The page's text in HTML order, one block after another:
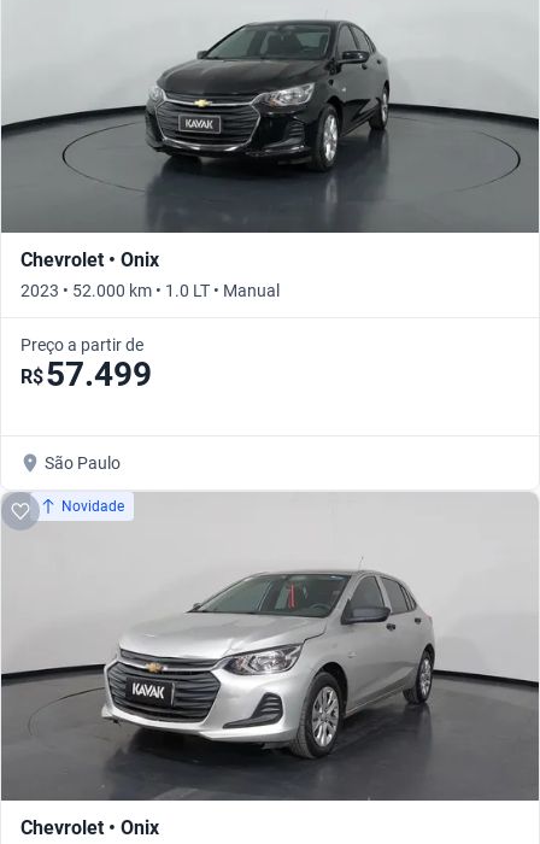
Chevrolet • Onix
2023 • 52.000 km • 1.0 LT • Manual
Preço a partir de
R$57.499
São Paulo
Novidade
Chevrolet • Onix